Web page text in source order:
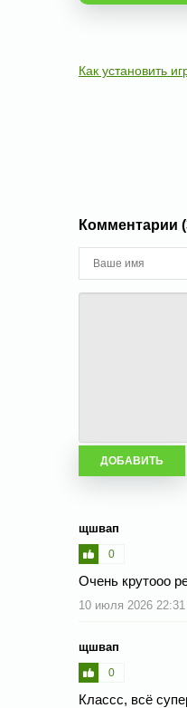
Как установить
Комментарии
щшвап
0
Очень крутооо
10 июля 2026 22:31
щшвап
0
Классс, всё